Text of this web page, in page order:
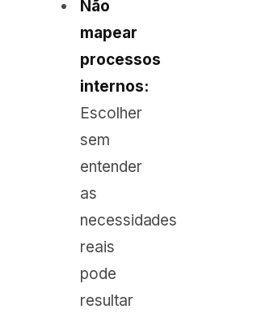
Não
mapear
processos
internos:
Escolher
sem
entender
as
necessidades
reais
pode
resultar